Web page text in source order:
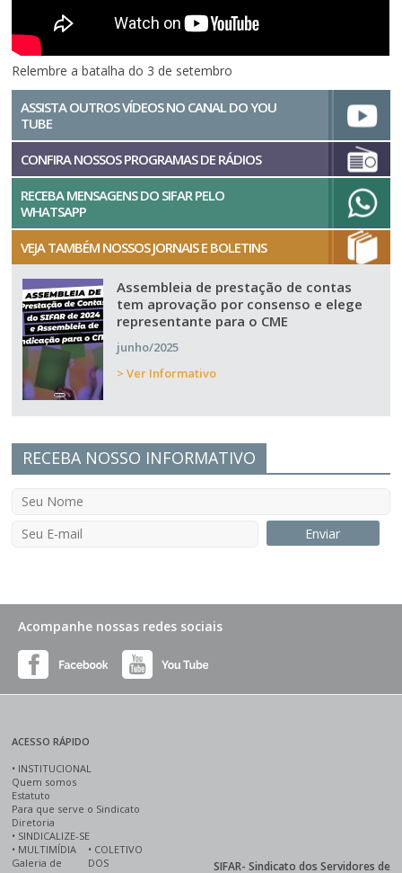
Relembre a batalha do 3 de setembro
ASSISTA OUTROS VÍDEOS NO CANAL DO YOU
TUBE
CONFIRA NOSSOS PROGRAMAS DE RÁDIOS
RECEBA MENSAGENS DO SIFAR PELO
WHATSAPP
VEJA TAMBÉM NOSSOS JORNAIS E BOLETINS
Assembleia de prestação de contas
tem aprovação por consenso e elege
representante para o CME
junho/2025
> Ver Informativo
RECEBA NOSSO INFORMATIVO
Acompanhe nossas redes sociais
ACESSO RÁPIDO
• INSTITUCIONAL
Quem somos
Estatuto
Para que serve o Sindicato
Diretoria
• SINDICALIZE-SE
• MULTIMÍDIA
Galeria de
• COLETIVO
DOS
SIFAR- Sindicato dos Servidores de